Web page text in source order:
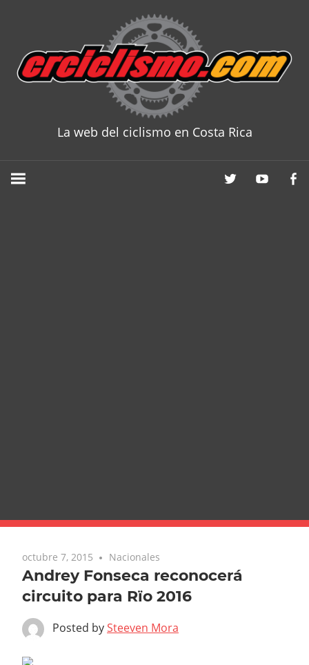
content
La web del ciclismo en Costa Rica
octubre 7, 2015 Nacionales
Andrey Fonseca reconocerá
circuito para Rïo 2016
Posted bySteeven Mora